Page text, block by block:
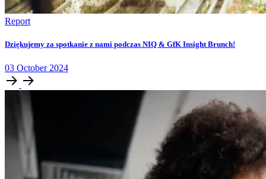
Report
Dziękujemy za spotkanie z nami podczas NIQ & GfK Insight Brunch!
03 October 2024